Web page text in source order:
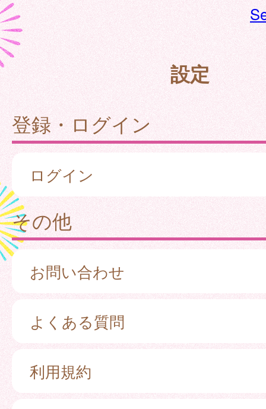
設定
登録・ログイン
ログイン
その他
お問い合わせ
よくある質問
利用規約